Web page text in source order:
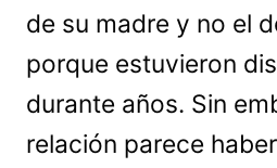
de su madre y no el
porque estuvieron
durante años. Sin
relación parece